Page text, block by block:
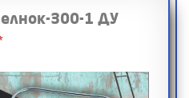
300-1 ДУ